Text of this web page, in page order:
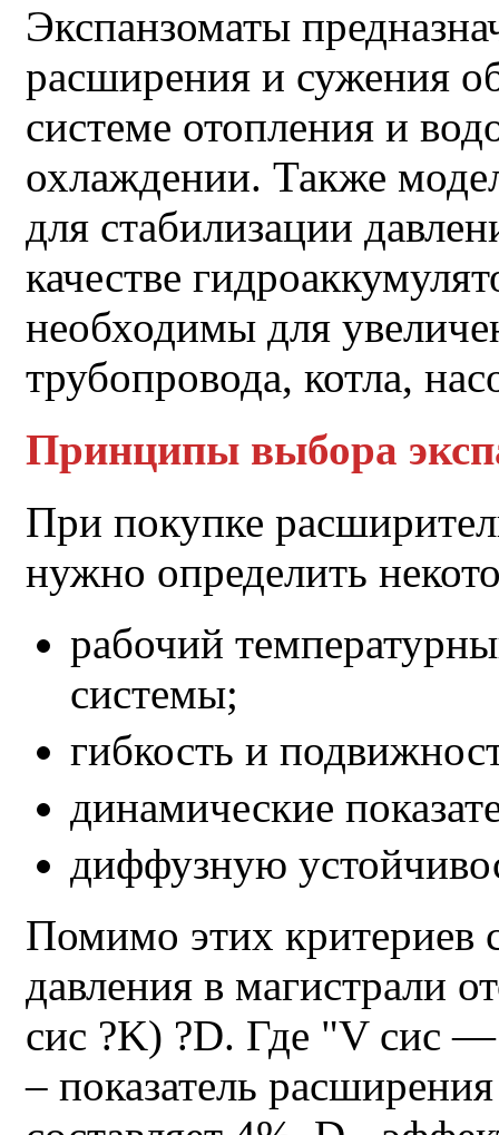
Экспанзоматы
расширения и сужения
системе отопления и
охлаждении. Также
для стабилизации
качестве
необходимы для
трубопровода, котла,
Принципы выбора
При покупке
нужно определить
рабочий
системы;
гибкость и
динамические
диффузную
Помимо этих критериев
давления в магистрали
сис ?K) ?D. Где "V сис
– показатель